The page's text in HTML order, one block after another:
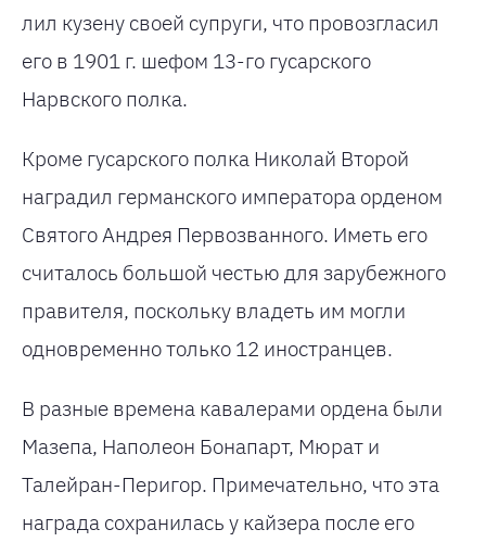
лил кузену своей супруги, что провозгласил
его в 1901 г. шефом 13-го гусарского
Нарвского полка.
Кроме гусарского полка Николай Второй
наградил германского императора орденом
Святого Андрея Первозванного. Иметь его
считалось большой честью для зарубежного
правителя, поскольку владеть им могли
одновременно только 12 иностранцев.
В разные времена кавалерами ордена были
Мазепа, Наполеон Бонапарт, Мюрат и
Талейран-Перигор. Примечательно, что эта
награда сохранилась у кайзера после его